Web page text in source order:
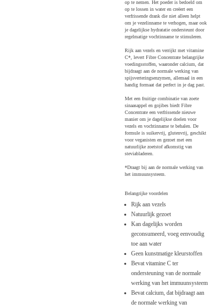
op te nemen. Het poeder is bedoeld om
op te lossen in water en creëert een
verfrissende drank die niet alleen helpt
om je vezelinname te verhogen, maar ook
je dagelijkse hydratatie ondersteunt door
regelmatige vochtinname te stimuleren.
Rijk aan vezels en verrijkt met vitamine
C*, levert Fibre Concentrate belangrijke
voedingsstoffen, waaronder calcium, dat
bijdraagt aan de normale werking van
spijsverteringsenzymen, allemaal in een
handig formaat dat perfect in je dag past.
Met een fruitige combinatie van zoete
sinaasappel en gojibes biedt Fibre
Concentrate een verfrissende nieuwe
manier om je dagelijkse doelen voor
vezels en vochtinname te behalen. De
formule is suikervrij, glutenvrij, geschikt
voor veganisten en gezoet met een
natuurlijke zoetstof afkomstig van
steviabladeren.
*Draagt bij aan de normale werking van
het immuunsysteem.
Belangrijke voordelen
Rijk aan vezels
Natuurlijk gezoet
Kan dagelijks worden
geconsumeerd, voeg eenvoudig
toe aan water
Geen kunstmatige kleurstoffen
Bevat vitamine C ter
ondersteuning van de normale
werking van het immuunsysteem
Bevat calcium, dat bijdraagt aan
de normale werking van